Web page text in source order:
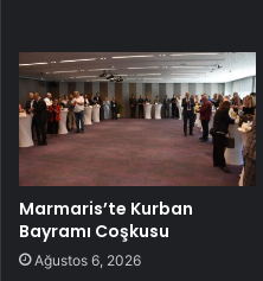
Marmaris’te Kurban
Bayramı Coşkusu
Ağustos 6, 2026